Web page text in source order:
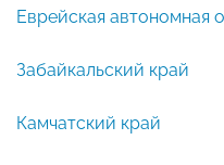
Еврейская автономная
Забайкальский край
Камчатский край